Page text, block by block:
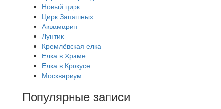
Новый цирк
Цирк Запашных
Аквамарин
Лунтик
Кремлёвская елка
Елка в Храме
Елка в Крокусе
Москвариум
Популярные записи